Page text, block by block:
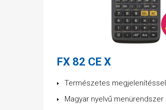
FX 82 CE X
Természetes megjelenítéssel
Magyar nyelvű menürendszer